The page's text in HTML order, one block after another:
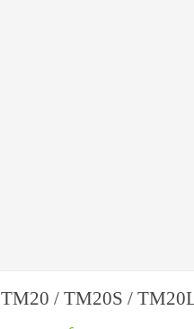
TM20 / TM20S /